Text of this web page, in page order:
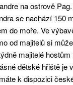
na ostrově
se nachází 150
do moře. Ve
od majitelů si
majitelé
dětské hřiště je
k dispozici